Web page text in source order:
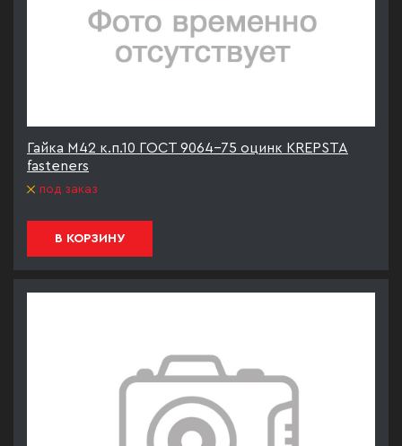
Гайка М42 к.п.10 ГОСТ 9064-75 оцинк KREPSTA
fasteners
под заказ
В КОРЗИНУ